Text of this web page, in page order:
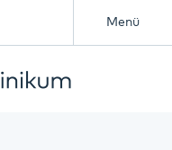
Menü